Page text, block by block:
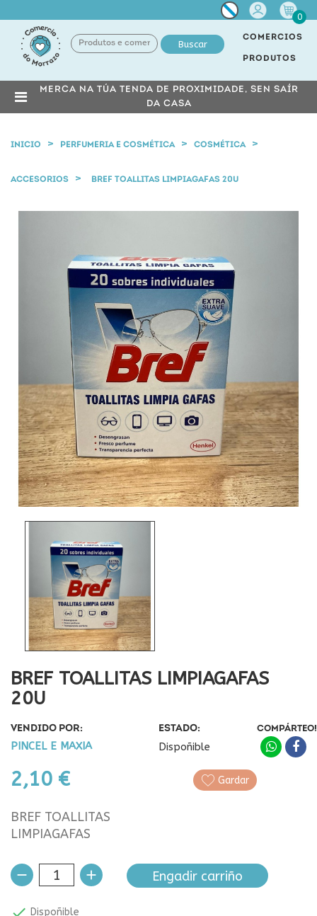
Miña
conta
0
Buscar
COMERCIOS
PRODUTOS
MERCA NA TÚA TENDA DE PROXIMIDADE, SEN SAÍR
DA CASA
INICIO PERFUMERIA E COSMÉTICA COSMÉTICA
ACCESORIOS BREF TOALLITAS LIMPIAGAFAS 20U
BREF TOALLITAS LIMPIAGAFAS
20U
VENDIDO POR:
PINCEL E MAXIA
ESTADO:
Dispoñible
2,10 €
COMPÁRTEO!
Gardar
BREF TOALLITAS
LIMPIAGAFAS
Engadir carriño
 Dispoñible